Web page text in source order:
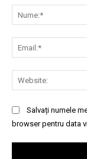
Salvați numele
browser pentru data